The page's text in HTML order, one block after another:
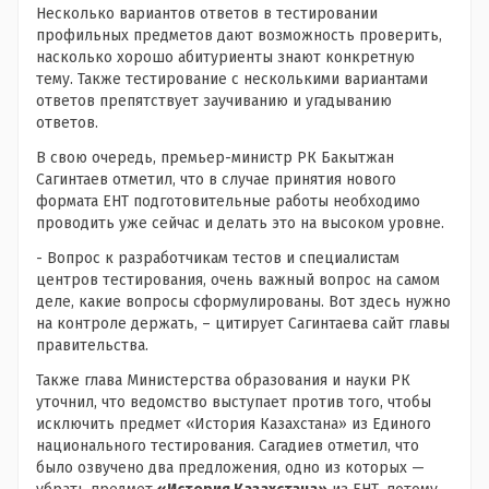
Несколько вариантов ответов в тестировании
профильных предметов дают возможность проверить,
насколько хорошо абитуриенты знают конкретную
тему. Также тестирование с несколькими вариантами
ответов препятствует заучиванию и угадыванию
ответов.
В свою очередь, премьер-министр РК Бакытжан
Сагинтаев отметил, что в случае принятия нового
формата ЕНТ подготовительные работы необходимо
проводить уже сейчас и делать это на высоком уровне.
- Вопрос к разработчикам тестов и специалистам
центров тестирования, очень важный вопрос на самом
деле, какие вопросы сформулированы. Вот здесь нужно
на контроле держать, – цитирует Сагинтаева сайт главы
правительства.
Также глава Министерства образования и науки РК
уточнил, что ведомство выступает против того, чтобы
исключить предмет «История Казахстана» из Единого
национального тестирования. Сагадиев отметил, что
было озвучено два предложения, одно из которых —